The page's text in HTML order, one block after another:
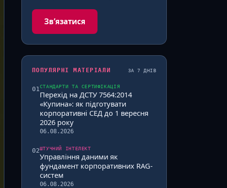
Звʼязатися
ПОПУЛЯРНІ МАТЕРІАЛИ ЗА 7 ДНІВ
01 СТАНДАРТИ ТА СЕРТИФІКАЦІЯ
Перехід на ДСТУ 7564:2014
«Купина»: як підготувати
корпоративні СЕД до 1 вересня
2026 року
06.08.2026
02ШТУЧНИЙ ІНТЕЛЕКТ
Управління даними як
фундамент корпоративних RAG-
систем
06.08.2026